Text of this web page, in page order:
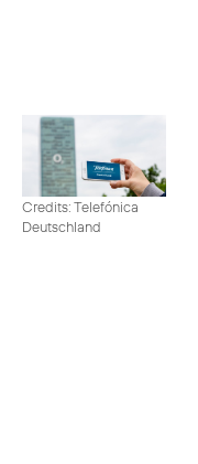
Credits: Telefónica
Deutschland